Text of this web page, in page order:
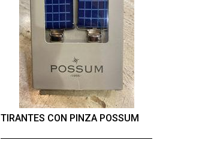
TIRANTES CON PINZA POSSUM